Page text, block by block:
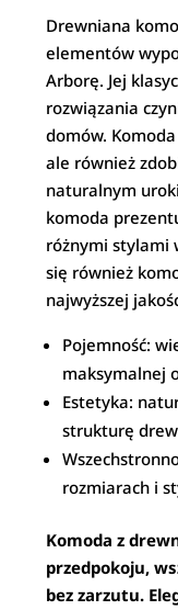
Drewniana
elementów
Arborę. Jej
rozwiązania
domów.
ale również
naturalnym
komoda
różnymi stylami
się również
najwyższej
Pojemność:
maksymalnej
Estetyka:
strukturę
rozmiarach i
Komoda z
przedpokoju,
bez zarzutu.